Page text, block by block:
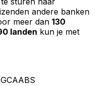
andere banken
meer dan 130
landen kun je met